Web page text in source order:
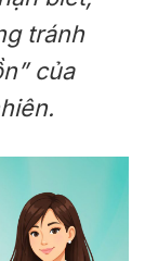
tránh
của